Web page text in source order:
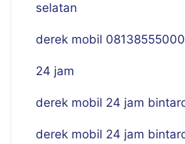
selatan
derek mobil
24 jam
derek mobil 24 jam
derek mobil 24 jam